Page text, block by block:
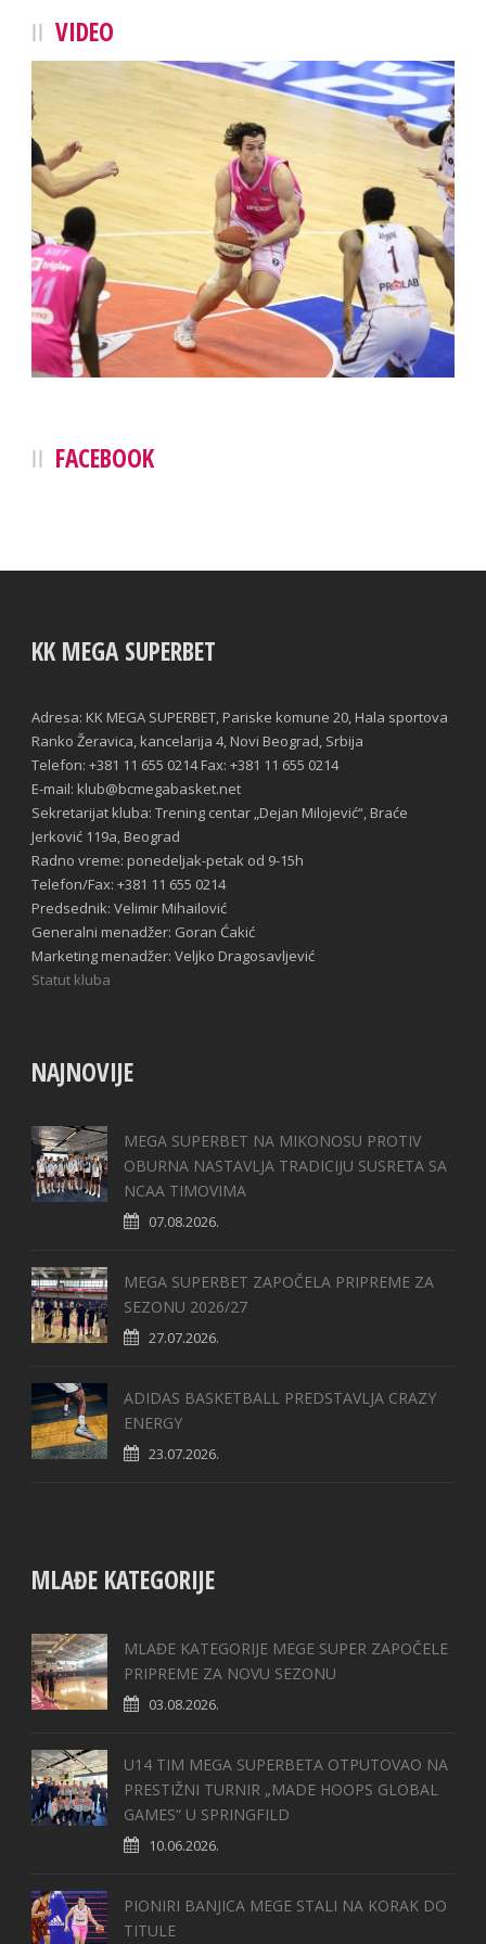
VIDEO
FACEBOOK
KK MEGA SUPERBET
Adresa: KK MEGA SUPERBET, Pariske komune 20, Hala sportova
Ranko Žeravica, kancelarija 4, Novi Beograd, Srbija
Telefon: +381 11 655 0214 Fax: +381 11 655 0214
E-mail: klub@bcmegabasket.net
Sekretarijat kluba: Trening centar „Dejan Milojević“, Braće
Jerković 119a, Beograd
Radno vreme: ponedeljak-petak od 9-15h
Telefon/Fax: +381 11 655 0214
Predsednik: Velimir Mihailović
Generalni menadžer: Goran Ćakić
Marketing menadžer: Veljko Dragosavljević
Statut kluba
NAJNOVIJE
MEGA SUPERBET NA MIKONOSU PROTIV
OBURNA NASTAVLJA TRADICIJU SUSRETA SA
NCAA TIMOVIMA
07.08.2026.
MEGA SUPERBET ZAPOČELA PRIPREME ZA
SEZONU 2026/27
27.07.2026.
ADIDAS BASKETBALL PREDSTAVLJA CRAZY
ENERGY
23.07.2026.
MLAĐE KATEGORIJE
MLAĐE KATEGORIJE MEGE SUPER ZAPOČELE
PRIPREME ZA NOVU SEZONU
03.08.2026.
U14 TIM MEGA SUPERBETA OTPUTOVAO NA
PRESTIŽNI TURNIR „MADE HOOPS GLOBAL
GAMES“ U SPRINGFILD
10.06.2026.
PIONIRI BANJICA MEGE STALI NA KORAK DO
TITULE